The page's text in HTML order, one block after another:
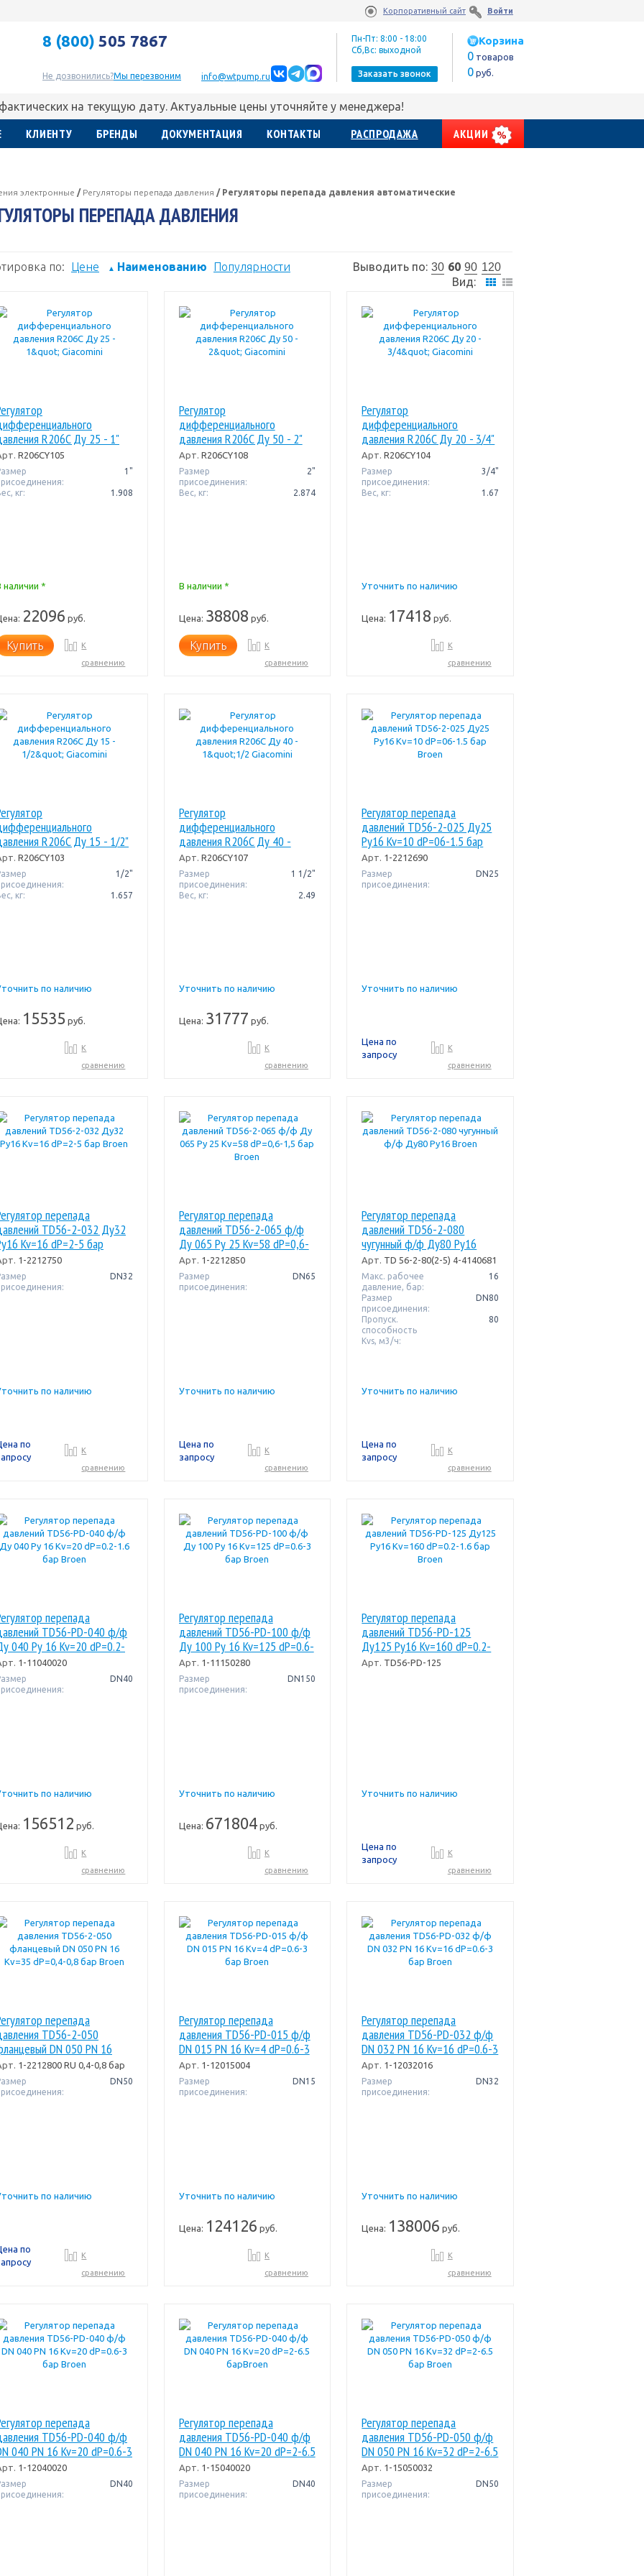
Корпоративный сайт Войти
8 (800) 505 7867
Не дозвонились?Мы перезвоним info@wtpump.ru
Пн-Пт: 8:00 - 18:00
Сб,Вс: выходной
Заказать звонок
Корзина
0 товаров
0 руб.
на текущую дату. Актуальные цены уточняйте у менеджера!
КЛИЕНТУ БРЕНДЫ ДОКУМЕНТАЦИЯ КОНТАКТЫ РАСПРОДАЖА АКЦИИ
электронные / Регуляторы перепада давления / Регуляторы перепада давления автоматические
ПЕРЕПАДА ДАВЛЕНИЯ
по: Цене ▲ Наименованию Популярности Выводить по: 30 60 90 120
Вид:
R206C Ду 25 - 1"
R206CY105
1"
кг: 1.908
наличии *
22096 руб.
Купить
К
сравнению
Регулятор
дифференциального
давления R206C Ду 50 - 2"
Giacomini
Арт. R206CY108
Размер
присоединения:
2"
Вес, кг: 2.874
В наличии *
Цена: 38808 руб.
Купить
К
сравнению
Регулятор
дифференциального
давления R206C Ду 20 - 3/4"
Giacomini
Арт. R206CY104
Размер
присоединения:
3/4"
Вес, кг: 1.67
Уточнить по наличию
Цена: 17418 руб.
К
сравнению
R206C Ду 15 - 1/2"
R206CY103
1/2"
кг: 1.657
по наличию
15535 руб.
К
сравнению
Регулятор
дифференциального
давления R206C Ду 40 -
1"1/2 Giacomini
Арт. R206CY107
Размер
присоединения:
1 1/2"
Вес, кг: 2.49
Уточнить по наличию
Цена: 31777 руб.
К
сравнению
Регулятор перепада
давлений TD56-2-025 Ду25
Ру16 Kv=10 dP=06-1.5 бар
Broen
Арт. 1-2212690
Размер
присоединения:
DN25
Уточнить по наличию
Цена по
запросу
К
сравнению
перепада
TD56-2-032 Ду32
Kv=16 dP=2-5 бар
1-2212750
DN32
по наличию
по
К
сравнению
Регулятор перепада
давлений TD56-2-065 ф/ф
Ду 065 Pу 25 Kv=58 dP=0,6-
1,5 бар Broen
Арт. 1-2212850
Размер
присоединения:
DN65
Уточнить по наличию
Цена по
запросу
К
сравнению
Регулятор перепада
давлений TD56-2-080
чугунный ф/ф Ду80 Ру16
Broen
Арт. TD 56-2-80(2-5) 4-4140681
Макс. рабочее
давление, бар:
16
Размер
присоединения:
DN80
Пропуск.
способность
Kvs, м3/ч:
80
Уточнить по наличию
Цена по
запросу
К
сравнению
перепада
TD56-PD-040 ф/ф
040 Ру 16 Kv=20 dP=0.2-
бар Broen
1-11040020
DN40
по наличию
156512 руб.
К
сравнению
Регулятор перепада
давлений TD56-PD-100 ф/ф
Ду 100 Ру 16 Kv=125 dP=0.6-
3 бар Broen
Арт. 1-11150280
Размер
присоединения:
DN150
Уточнить по наличию
Цена: 671804руб.
К
сравнению
Регулятор перепада
давлений TD56-PD-125
Ду125 Ру16 Kv=160 dP=0.2-
1.6 бар Broen
Арт. TD56-PD-125
Уточнить по наличию
Цена по
запросу
К
сравнению
перепада
TD56-2-050
DN 050 PN 16
dP=0,4-0,8 бар Broen
1-2212800 RU 0,4-0,8 бар
DN50
по наличию
по
К
сравнению
Регулятор перепада
давления TD56-PD-015 ф/ф
DN 015 PN 16 Kv=4 dP=0.6-3
бар Broen
Арт. 1-12015004
Размер
присоединения:
DN15
Уточнить по наличию
Цена: 124126 руб.
К
сравнению
Регулятор перепада
давления TD56-PD-032 ф/ф
DN 032 PN 16 Kv=16 dP=0.6-3
бар Broen
Арт. 1-12032016
Размер
присоединения:
DN32
Уточнить по наличию
Цена: 138006 руб.
К
сравнению
перепада
TD56-PD-040 ф/ф
040 PN 16 Kv=20 dP=0.6-3
Broen
1-12040020
DN40
Регулятор перепада
давления TD56-PD-040 ф/ф
DN 040 PN 16 Kv=20 dP=2-6.5
барBroen
Арт. 1-15040020
Размер
присоединения:
DN40
Регулятор перепада
давления TD56-PD-050 ф/ф
DN 050 PN 16 Kv=32 dP=2-6.5
бар Broen
Арт. 1-15050032
Размер
присоединения:
DN50